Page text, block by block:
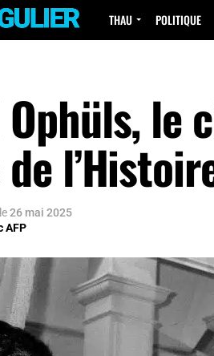
THAU POLITIQUE
le
le26 mai 2025
AFP